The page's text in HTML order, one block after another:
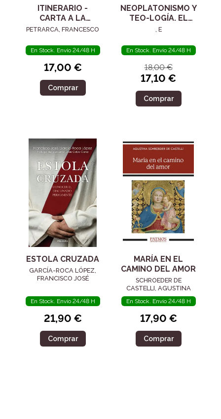
ITINERARIO -
CARTA A LA
POSTERIDAD
PETRARCA, FRANCESCO
En Stock. Envío 24/48 H
17,00 €
Comprar
NEOPLATONISMO Y
TEO-LOGÍA. EL
SIGLO IV
, E
En Stock. Envío 24/48 H
18,00 €
17,10 €
Comprar
ESTOLA CRUZADA
GARCÍA-ROCA LÓPEZ,
FRANCISCO JOSÉ
En Stock. Envío 24/48 H
21,90 €
Comprar
MARÍA EN EL
CAMINO DEL AMOR
SCHROEDER DE
CASTELLI, AGUSTINA
En Stock. Envío 24/48 H
17,90 €
Comprar